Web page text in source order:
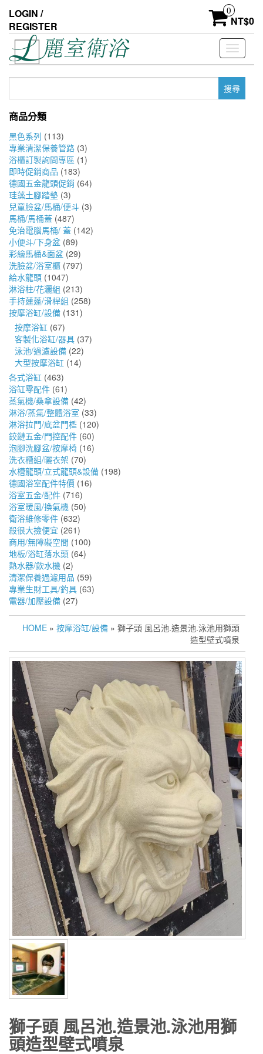
the
content
LOGIN /
REGISTER
0
NT$0
Toggle
鍵
商品分類
黑色系列 (113)
專業清潔保養管路 (3)
浴櫃訂製詢問專區 (1)
即時促銷商品 (183)
德國五金龍頭促銷 (64)
珪藻土腳踏墊 (3)
兒童臉盆/馬桶/便斗 (3)
馬桶/馬桶蓋 (487)
免治電腦馬桶/ 蓋 (142)
小便斗/下身盆 (89)
彩繪馬桶&面盆 (29)
洗臉盆/浴室櫃 (797)
給水龍頭 (1047)
淋浴柱/花灑組 (213)
手持蓮蓬/滑桿組 (258)
按摩浴缸/設備 (131)
按摩浴缸 (67)
客製化浴缸/器具 (37)
泳池/過濾設備 (22)
大型按摩浴缸 (14)
各式浴缸 (463)
浴缸零配件 (61)
蒸氣機/桑拿設備 (42)
淋浴/蒸氣/整體浴室 (33)
淋浴拉門/底盆門檻 (120)
鉸鏈五金/門控配件 (60)
泡腳洗腳盆/按摩椅 (16)
洗衣槽組/曬衣架 (70)
水槽龍頭/立式龍頭&設備 (198)
德國浴室配件特價 (16)
浴室五金/配件 (716)
浴室暖風/換氣機 (50)
衛浴維修零件 (632)
殺很大撿便宜 (261)
商用/無障礙空間 (100)
地板/浴缸落水頭 (64)
熱水器/飲水機 (2)
清潔保養過濾用品 (59)
專業生財工具/釣具 (63)
電器/加壓設備 (27)
HOME » 按摩浴缸/設備 » 獅子頭 風呂池.造景池.泳池用獅頭
造型壁式噴泉
獅子頭 風呂池.造景池.泳池用獅
頭造型壁式噴泉